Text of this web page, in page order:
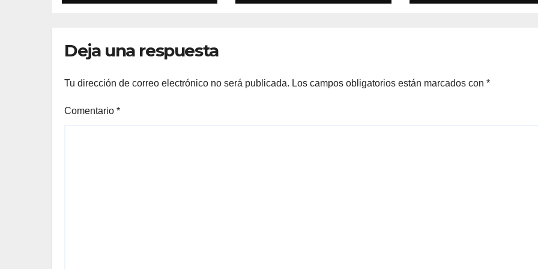
trabajar durante
humana
Mundial 2030 con
Marruecos para
Deja una respuesta
Tu dirección de correo electrónico no será publicada. Los campos obligatorios están marcados con *
Comentario *